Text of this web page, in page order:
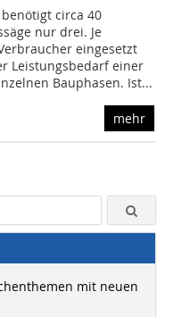
circa 40
nur drei. Je
eingesetzt
Leistungsbedarf einer
Bauphasen. Ist...
mehr
mit neuen